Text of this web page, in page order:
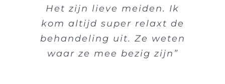
Het zijn lieve meiden. Ik
kom altijd super relaxt de
behandeling uit. Ze weten
waar ze mee bezig zijn”